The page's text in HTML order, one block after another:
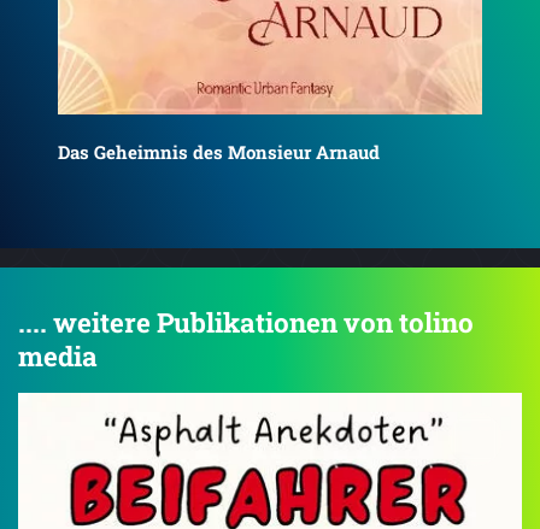
Der Mars und das Mädchen
.... weitere Publikationen von tolino
media